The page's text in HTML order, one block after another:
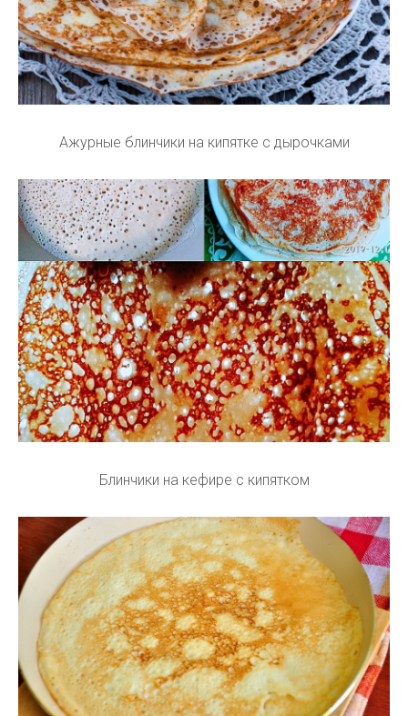
Ажурные блинчики на кипятке с дырочками
Блинчики на кефире с кипятком